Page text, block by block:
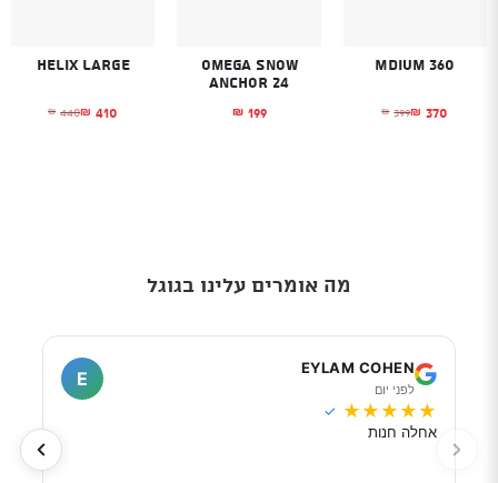
Mdium 360
₪ 399
המחיר המקורי היה: ₪399.₪ 370 המחיר הנוכחי הוא: ₪370.
Omega Snow
Anchor 24
₪ 199
Helix Large
₪ 440
המחיר המקורי₪ 410 המחיר הנוכחי
מה אומרים עלינו בגוגל
EYLAM COHEN
לפני יום
E
★
★
★
★
★
✓
אחלה חנות